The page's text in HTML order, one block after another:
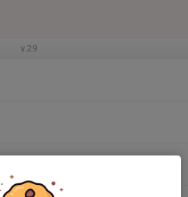
v.29